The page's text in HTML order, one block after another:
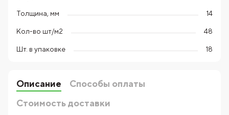
Толщина, мм 14
Кол-во шт/м2 48
Шт. в упаковке 18
Описание
Способы оплаты
Стоимость доставки